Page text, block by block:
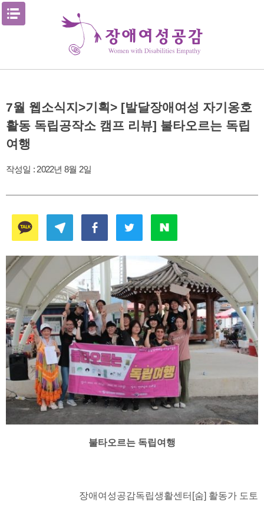
Skip
7월 웹소식지>기획> [발달장애여성 자기옹호
활동 독립공작소 캠프 리뷰] 불타오르는 독립
여행
작성일 : 2022년 8월 2일
불타오르는 독립여행
장애여성공감독립생활센터[숨] 활동가 도토